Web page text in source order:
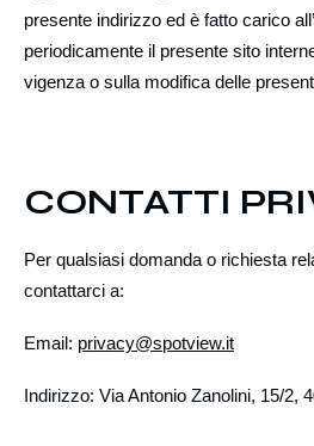
presente indirizzo ed è fatto carico
periodicamente il presente sito
vigenza o sulla modifica delle
CONTATTI
Per qualsiasi domanda o richiesta
contattarci a:
Email: privacy@spotview.it
Indirizzo: Via Antonio Zanolini, 15/2,